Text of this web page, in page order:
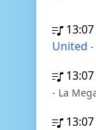
13:07
United -
13:07
- La
13:07